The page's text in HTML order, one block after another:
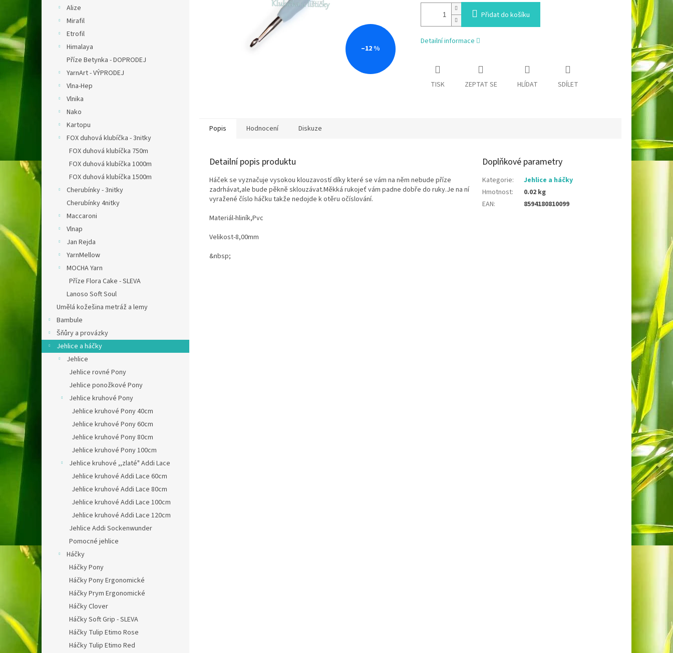
Alize
Mirafil
Etrofil
Himalaya
Příze Betynka - DOPRODEJ
YarnArt - VÝPRODEJ
Vlna-Hep
Vlnika
Nako
Kartopu
FOX duhová klubíčka - 3nitky
FOX duhová klubíčka 750m
FOX duhová klubíčka 1000m
FOX duhová klubíčka 1500m
Cherubínky - 3nitky
Cherubínky 4nitky
Maccaroni
Vlnap
Jan Rejda
YarnMellow
MOCHA Yarn
Příze Flora Cake - SLEVA
Lanoso Soft Soul
Umělá kožešina metráž a lemy
Bambule
Šňůry a provázky
Jehlice a háčky
Jehlice
Jehlice rovné Pony
Jehlice ponožkové Pony
Jehlice kruhové Pony
Jehlice kruhové Pony 40cm
Jehlice kruhové Pony 60cm
Jehlice kruhové Pony 80cm
Jehlice kruhové Pony 100cm
Jehlice kruhové ,,zlaté" Addi Lace
Jehlice kruhové Addi Lace 60cm
Jehlice kruhové Addi Lace 80cm
Jehlice kruhové Addi Lace 100cm
Jehlice kruhové Addi Lace 120cm
Jehlice Addi Sockenwunder
Pomocné jehlice
Háčky
Háčky Pony
Háčky Pony Ergonomické
Háčky Prym Ergonomické
Háčky Clover
Háčky Soft Grip - SLEVA
Háčky Tulip Etimo Rose
Háčky Tulip Etimo Red
–12 %
Přidat do košíku
Detailní informace
TISK ZEPTAT SE HLÍDAT SDÍLET
Popis Hodnocení Diskuze
Detailní popis produktu
Háček se vyznačuje vysokou klouzavostí díky které se vám na něm nebude příze
zadrhávat,ale bude pěkně sklouzávat.Měkká rukojeť vám padne dobře do ruky.Je na ní
vyražené číslo háčku takže nedojde k otěru očíslování.
Materiál-hliník,Pvc
Velikost-8,00mm
&nbsp;
Doplňkové parametry
Kategorie:
Jehlice a háčky
Hmotnost:
0.02 kg
EAN: 8594180810099